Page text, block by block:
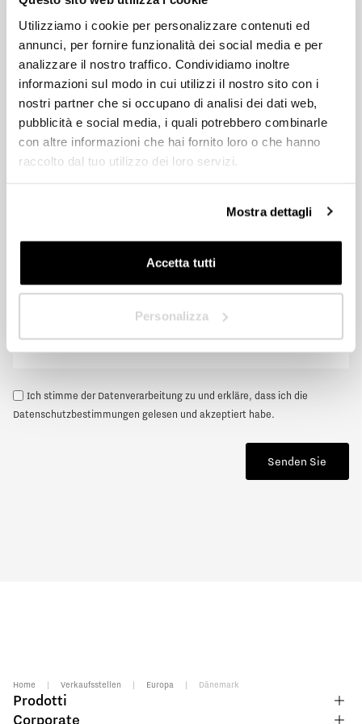
Utilizziamo i cookie per personalizzare contenuti ed
annunci, per fornire funzionalità dei social media e per
analizzare il nostro traffico. Condividiamo inoltre
informazioni sul modo in cui utilizzi il nostro sito con i
nostri partner che si occupano di analisi dei dati web,
pubblicità e social media, i quali potrebbero combinarle
con altre informazioni che hai fornito loro o che hanno
raccolto dal tuo utilizzo dei loro servizi.
Mostra dettagli
Accetta tutti
Personalizza
Händler stehen Ihnen zur Verfügung, um Sie bei der Planung des
idealen Beschattungssystems zu beraten und maßgeschneiderte
und funktionelle Lösungen zu entwickeln. Füllen Sie jetzt das
Formular aus, um weitere Informationen zu erhalten oder um von
einem Pratic-Ansprechpartner kontaktiert zu werden.
HoReCa
Ich stimme der Datenverarbeitung zu und erkläre, dass ich die
Datenschutzbestimmungen gelesen und akzeptiert habe.
Senden Sie
Designer/Architekt
Privat
Händler
Home | Verkaufsstellen | Europa | Dänemark
Prodotti
Corporate